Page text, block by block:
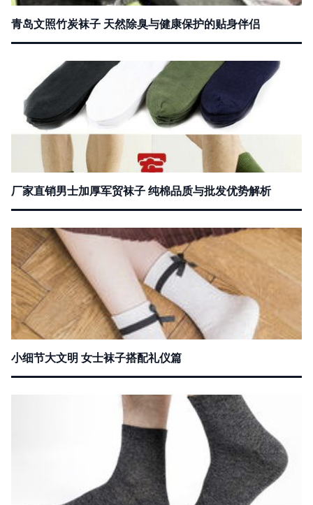
青岛文照竹炭袜子 天然除臭与健康保护的贴身伴侣
厂家直销男士加厚军贸袜子 纯棉品质与批发优势解析
小细节大文明 女士袜子搭配礼仪篇